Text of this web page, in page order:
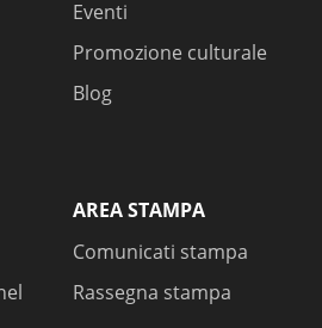
Eventi
Promozione culturale
Blog
AREA STAMPA
Comunicati stampa
Rassegna stampa